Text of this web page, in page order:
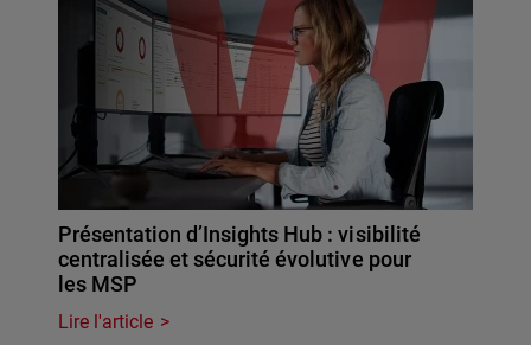
Présentation d’Insights Hub : visibilité
centralisée et sécurité évolutive pour
les MSP
Lire l'article